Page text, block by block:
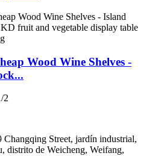
Wood Wine Shelves -
2
Changqing Street, jardín industrial,
distrito de Weicheng, Weifang,